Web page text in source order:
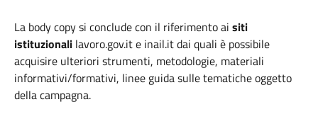
La body copy si conclude con il riferimento ai siti
istituzionali lavoro.gov.it e inail.it dai quali è possibile
acquisire ulteriori strumenti, metodologie, materiali
informativi/formativi, linee guida sulle tematiche oggetto
della campagna.